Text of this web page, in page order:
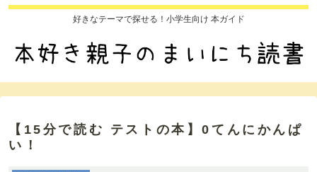
好きなテーマで探せる！小学生向け 本ガイド
【15分で読む テストの本】0てんにかんぱ
い！